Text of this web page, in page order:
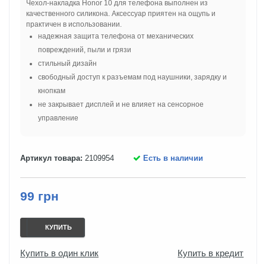
Чехол-накладка Honor 10 для телефона выполнен из
качественного силикона. Аксессуар приятен на ощупь и
практичен в использовании.
надежная защита телефона от механических
повреждений, пыли и грязи
стильный дизайн
свободный доступ к разъемам под наушники, зарядку и
кнопкам
не закрывает дисплей и не влияет на сенсорное
управление
Артикул товара: 2109954 Есть в наличии
99 грн
КУПИТЬ
Купить в один клик Купить в кредит